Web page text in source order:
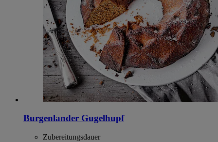
Burgenlander Gugelhupf
Zubereitungsdauer